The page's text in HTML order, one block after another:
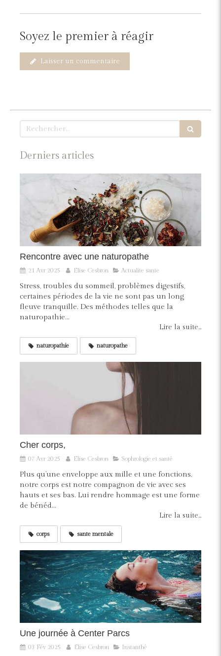
Soyez le premier à réagir
Laisser un commentaire
Rechercher
Derniers articles
Rencontre avec une naturopathe
21 Avr 2025 Elise Cesbron Actualite sante
Stress, troubles du sommeil, problèmes digestifs,
certaines périodes de la vie ne sont pas un long
fleuve tranquille. Des méthodes telles que la
naturopathie...
Lire la suite...
naturopathie naturopathe
Cher corps,
07 Avr 2025 Elise Cesbron Sophrologie et santé
Plus qu’une enveloppe aux mille et une fonctions,
notre corps est notre compagnon de vie avec ses
hauts et ses bas. Lui rendre hommage est une forme
de bénéd...
Lire la suite...
corps sante mentale
Une journée à Center Parcs
03 Fév 2025 Elise Cesbron Instanthé